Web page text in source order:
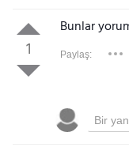
1
Bunlar
Paylaş: